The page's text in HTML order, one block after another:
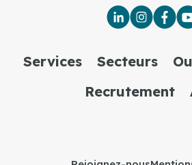
Services Secteurs
Recrutement